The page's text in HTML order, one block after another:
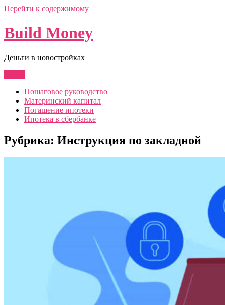
Перейти к содержимому
Build Money
Деньги в новостройках
Пошаговое руководство
Материнский капитал
Погашение ипотеки
Ипотека в сбербанке
Рубрика: Инструкция по закладной